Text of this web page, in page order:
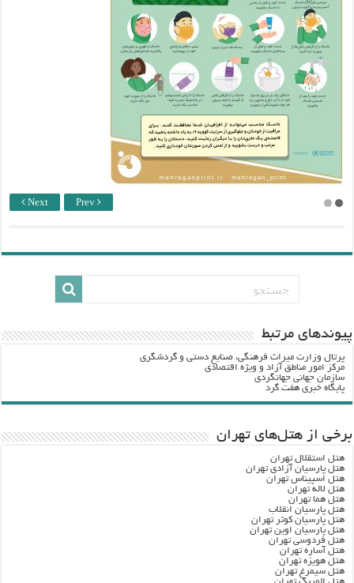
Next Prev
پيوندهاي مرتبط
پرتال وزارت ميراث فرهنگي، صنایع دستی و گردشگري
مرکز امور مناطق آزاد و ویژه اقتصادی
سازمان جهانی جهانگردی
پایگاه خبری هفت گرد
برخی از هتل‌های تهران
هتل استقلال تهران
هتل پارسیان آزادی تهران
هتل اسپیناس تهران
هتل لاله تهران
هتل هما تهران
هتل پارسیان انقلاب
هتل پارسیان کوثر تهران
هتل پارسیان اوین تهران
هتل فردوسی تهران
هتل آساره تهران
هتل هویزه تهران
هتل سیمرغ تهران